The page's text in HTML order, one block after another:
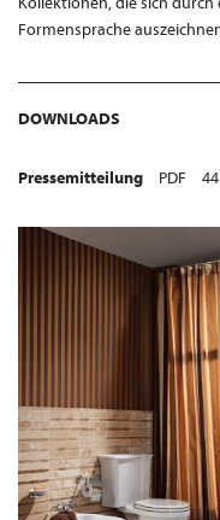
Formensprache
DOWNLOADS
Pressemitteilung PDF